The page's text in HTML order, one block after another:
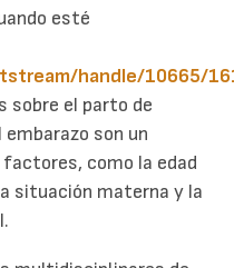
esté
handle/10665/
sobre el parto de
son un
como la edad
situación materna y la